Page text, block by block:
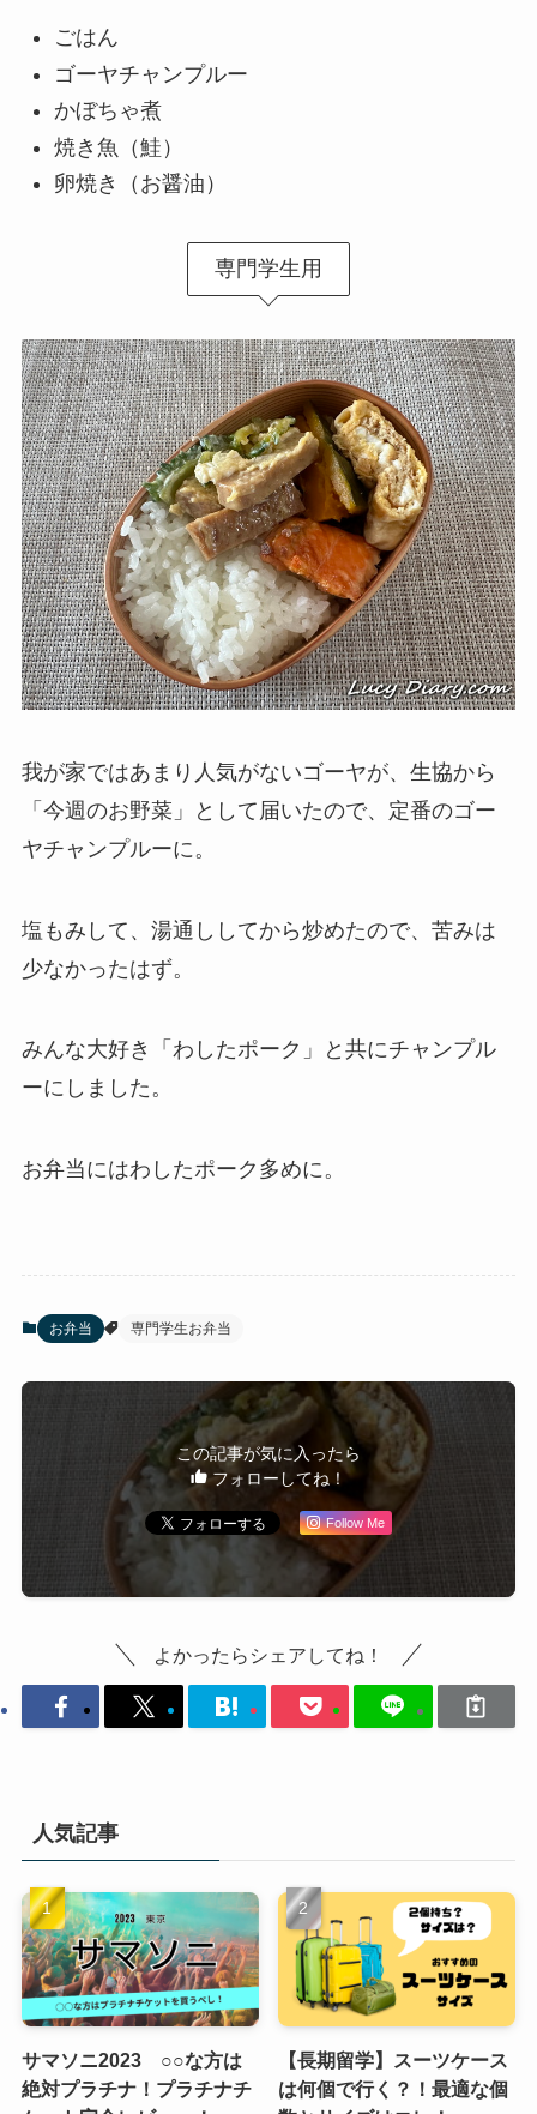
ごはん
ゴーヤチャンプルー
かぼちゃ煮
焼き魚（鮭）
卵焼き（お醤油）
専門学生用
我が家ではあまり人気がないゴーヤが、生協から
「今週のお野菜」として届いたので、定番のゴー
ヤチャンプルーに。
塩もみして、湯通ししてから炒めたので、苦みは
少なかったはず。
みんな大好き「わしたポーク」と共にチャンプル
ーにしました。
お弁当にはわしたポーク多めに。
お弁当 専門学生お弁当
この記事が気に入ったら
フォローしてね！
Follow Me
よかったらシェアしてね！
人気記事
サマソニ2023 ○○な方は
絶対プラチナ！プラチナチ
【長期留学】スーツケース
は何個で行く？！最適な個